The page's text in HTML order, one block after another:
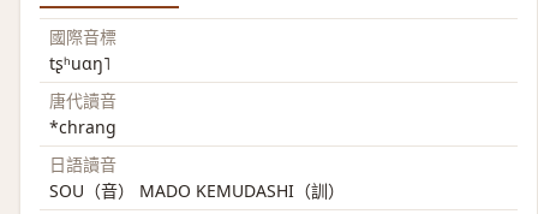
國際音標
tʂʰuɑŋ˥
唐代讀音
*chrang
日語讀音
SOU（音） MADO KEMUDASHI（訓）